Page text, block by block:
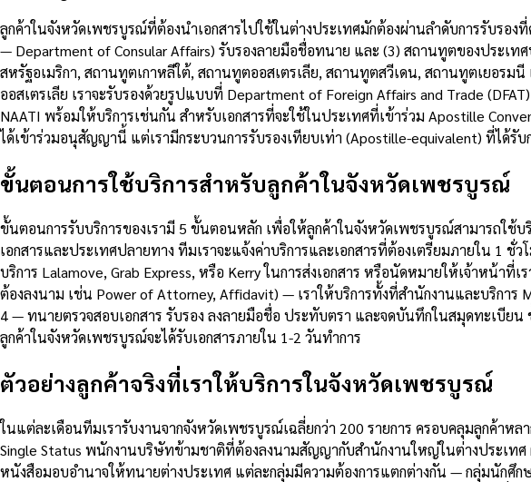
ลูกค้าในจังหวัดเพชรบูรณ์ที่ต้องนำเอกสารไปใช้ในต่างประเทศมักต้องผ่านลำดับการรับรอง
— Department of Consular Affairs) รับรองลายมือชื่อทนาย และ (3) สถานทูตของประเ
สหรัฐอเมริกา, สถานทูตเกาหลีใต้, สถานทูตออสเตรเลีย, สถานทูตสวีเดน, สถานทูตเยอร
ออสเตรเลีย เราจะรับรองด้วยรูปแบบที่ Department of Foreign Affairs and Trade
NAATI พร้อมให้บริการเช่นกัน สำหรับเอกสารที่จะใช้ในประเทศที่เข้าร่วม Apostille
ได้เข้าร่วมอนุสัญญานี้ แต่เรามีกระบวนการรับรองเทียบเท่า (Apostille-equivalent) ที่ได้รั
ขั้นตอนการใช้บริการสำหรับลูกค้าในจังหวัดเพชรบูรณ์
ขั้นตอนการรับบริการของเรามี 5 ขั้นตอนหลัก เพื่อให้ลูกค้าในจังหวัดเพชรบูรณ์สามารถใช้
เอกสารและประเทศปลายทาง ทีมเราจะแจ้งค่าบริการและเอกสารที่ต้องเตรียมภายใน 1
บริการ Lalamove, Grab Express, หรือ Kerry ในการส่งเอกสาร หรือนัดหมายให้เจ้าหน้
ต้องลงนาม เช่น Power of Attorney, Affidavit) — เราให้บริการทั้งที่สำนักงานและบริกา
4 — ทนายตรวจสอบเอกสาร รับรอง ลงลายมือชื่อ ประทับตรา และจดบันทึกในสมุดทะเบี
ลูกค้าในจังหวัดเพชรบูรณ์จะได้รับเอกสารภายใน 1-2 วันทำการ
ตัวอย่างลูกค้าจริงที่เราให้บริการในจังหวัดเพชรบูรณ์
ในแต่ละเดือนทีมเรารับงานจากจังหวัดเพชรบูรณ์เฉลี่ยกว่า 200 รายการ ครอบคลุมลูกค้าห
Single Status พนักงานบริษัทข้ามชาติที่ต้องลงนามสัญญากับสำนักงานใหญ่ในต่างประเท
หนังสือมอบอำนาจให้ทนายต่างประเทศ แต่ละกลุ่มมีความต้องการแตกต่างกัน — กลุ่มนักศึกษ